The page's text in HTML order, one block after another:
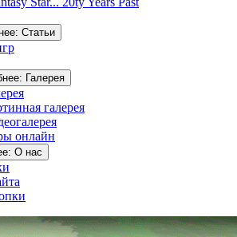
Статьи
Галерея
галерея
онлайн
О нас